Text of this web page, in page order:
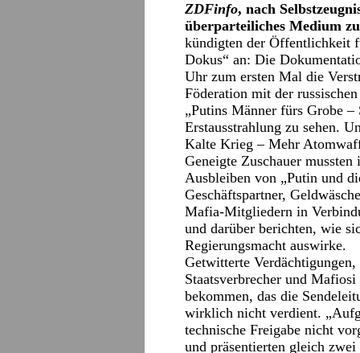
ZDFinfo, nach
überparteiliches Medium
kündigten der Öffentlichkeit
Dokus“ an: Die
Uhr zum ersten Mal die
Föderation mit der
„Putins Männer fürs Grobe
Erstausstrahlung zu sehen.
Kalte Krieg – Mehr
Geneigte Zuschauer mussten
Ausbleiben von „Putin und
Geschäftspartner,
Mafia-Mitgliedern in
und darüber berichten, wie
Regierungsmacht auswirke.
Getwitterte
Staatsverbrecher und
bekommen, das die
wirklich nicht verdient.
technische Freigabe nicht
und präsentierten gleich